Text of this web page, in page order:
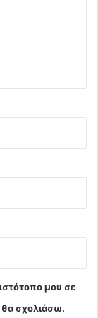
μου σε
θα σχολιάσω.